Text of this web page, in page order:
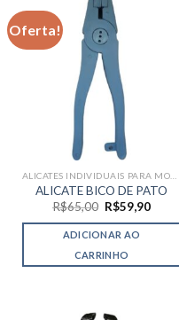
Oferta!
ALICATE BICO DE PATO
R$65,00 O
preço
original
era:
R$65,00.
R$59,90O
atual
ADICIONAR AO
CARRINHO